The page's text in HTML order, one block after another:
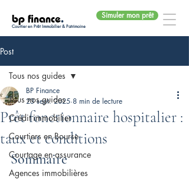
bp finance.
Courtier en Prêt Immobilier & Patrimoine
Simuler mon prêt
Post
Tous nos guides
Crédit immobilier
Courtiers en Bourse
Courtage en assurance
Agences immobilières
Tous nos guides
Prêt fonctionnaire hospitalier :
taux et conditions
BP Finance
23 sept. 2025 8 min de lecture
Sommaire